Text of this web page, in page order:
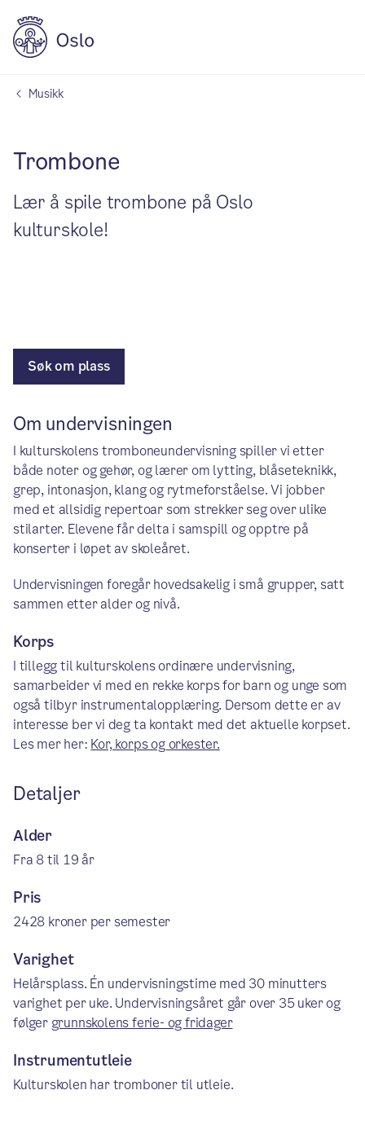
Musikk
Trombone
Lær å spile trombone på Oslo
kulturskole!
Søk om plass
Om undervisningen
I kulturskolens tromboneundervisning spiller vi etter
både noter og gehør, og lærer om lytting, blåseteknikk,
grep, intonasjon, klang og rytmeforståelse. Vi jobber
med et allsidig repertoar som strekker seg over ulike
stilarter. Elevene får delta i samspill og opptre på
konserter i løpet av skoleåret.
Undervisningen foregår hovedsakelig i små grupper, satt
sammen etter alder og nivå.
Korps
I tillegg til kulturskolens ordinære undervisning,
samarbeider vi med en rekke korps for barn og unge som
også tilbyr instrumentalopplæring. Dersom dette er av
interesse ber vi deg ta kontakt med det aktuelle korpset.
Les mer her: Kor, korps og orkester.
Detaljer
Alder
Fra 8 til 19 år
Pris
2428 kroner per semester
Varighet
Helårsplass. Én undervisningstime med 30 minutters
varighet per uke. Undervisningsåret går over 35 uker og
følger grunnskolens ferie- og fridager
Instrumentutleie
Kulturskolen har tromboner til utleie.